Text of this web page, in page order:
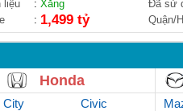
liệu
: Xăng Đã sử
: 1,499 tỷ Quận/
Honda
City
Civic